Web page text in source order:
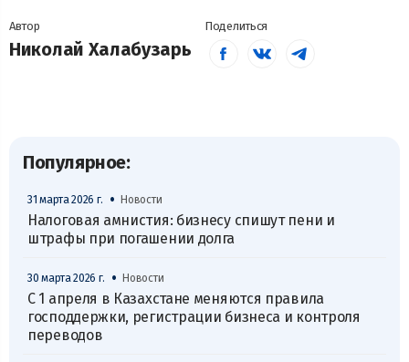
Автор
Николай Халабузарь
Поделиться
Популярное:
31 марта 2026 г. • Новости
Налоговая амнистия: бизнесу спишут пени и
штрафы при погашении долга
30 марта 2026 г. • Новости
С 1 апреля в Казахстане меняются правила
господдержки, регистрации бизнеса и контроля
переводов